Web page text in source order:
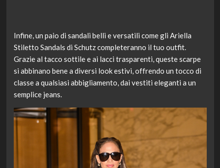
Infine, un paio di sandali belli e versatili come gli Ariella
Stiletto Sandals di Schutz completeranno il tuo outfit.
Grazie al tacco sottile e ai lacci trasparenti, queste scarpe
si abbinano bene a diversi look estivi, offrendo un tocco di
classe a qualsiasi abbigliamento, dai vestiti eleganti a un
semplice jeans.